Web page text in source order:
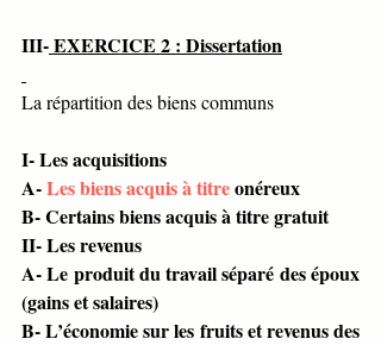
III- EXERCICE 2 : Dissertation
La répartition des biens communs
I- Les acquisitions
A- Les biens acquis à titre onéreux
B- Certains biens acquis à titre gratuit
II- Les revenus
A- Le produit du travail séparé des époux
(gains et salaires)
B- L’économie sur les fruits et revenus des